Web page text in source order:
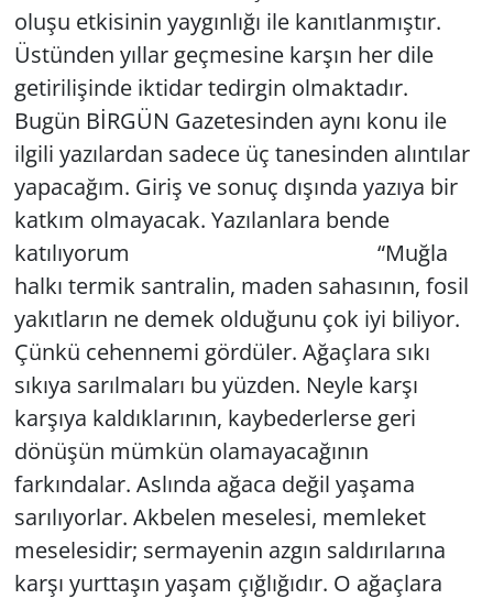
oluşu etkisinin yaygınlığı ile kanıtlanmıştır.
Üstünden yıllar geçmesine karşın her dile
getirilişinde iktidar tedirgin olmaktadır.
Bugün BİRGÜN Gazetesinden aynı konu ile
ilgili yazılardan sadece üç tanesinden alıntılar
yapacağım. Giriş ve sonuç dışında yazıya bir
katkım olmayacak. Yazılanlara bende
katılıyorum “Muğla
halkı termik santralin, maden sahasının, fosil
yakıtların ne demek olduğunu çok iyi biliyor.
Çünkü cehennemi gördüler. Ağaçlara sıkı
sıkıya sarılmaları bu yüzden. Neyle karşı
karşıya kaldıklarının, kaybederlerse geri
dönüşün mümkün olamayacağının
farkındalar. Aslında ağaca değil yaşama
sarılıyorlar. Akbelen meselesi, memleket
meselesidir; sermayenin azgın saldırılarına
karşı yurttaşın yaşam çığlığıdır. O ağaçlara
SPOR
Yerel